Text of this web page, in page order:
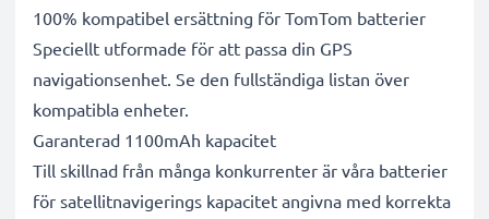
100% kompatibel ersättning för TomTom batterier
Speciellt utformade för att passa din GPS
navigationsenhet. Se den fullständiga listan över
kompatibla enheter.
Garanterad 1100mAh kapacitet
Till skillnad från många konkurrenter är våra batterier
för satellitnavigerings kapacitet angivna med korrekta